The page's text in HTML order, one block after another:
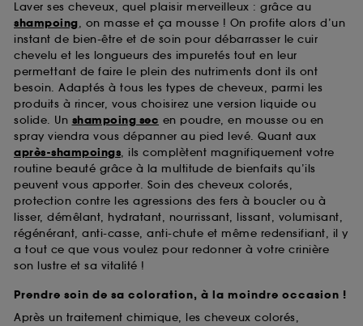
Laver ses cheveux, quel plaisir merveilleux : grâce au
shampoing, on masse et ça mousse ! On profite alors d’un
instant de bien-être et de soin pour débarrasser le cuir
chevelu et les longueurs des impuretés tout en leur
permettant de faire le plein des nutriments dont ils ont
besoin. Adaptés à tous les types de cheveux, parmi les
produits à rincer, vous choisirez une version liquide ou
solide. Un shampoing sec en poudre, en mousse ou en
spray viendra vous dépanner au pied levé. Quant aux
après-shampoings, ils complètent magnifiquement votre
routine beauté grâce à la multitude de bienfaits qu’ils
peuvent vous apporter. Soin des cheveux colorés,
protection contre les agressions des fers à boucler ou à
lisser, démêlant, hydratant, nourrissant, lissant, volumisant,
régénérant, anti-casse, anti-chute et même redensifiant, il y
a tout ce que vous voulez pour redonner à votre crinière
son lustre et sa vitalité !
Prendre soin de sa coloration, à la moindre occasion !
Après un traitement chimique, les cheveux colorés,
des pages que vous avez consultées, de votre
navigation, et de l'historique de vos interactions.
Cookies de mesure d’audience : ils nous
permettent de réaliser des statistiques de
fréquentation et de navigation sur notre site afin
d’en améliorer la performance.
Cookies de sécurisation des paiements en ligne :
ils nous permettent de lutter notamment contre les
fraudes aux moyens de paiement et les
usurpations d’identité.
Cookies fonctionnels :
permettant l’affichage et/ou la fourniture de
certaines fonctionnalités du site, tel que les
cookies d’authentification qui sont utilisés afin de
vous faire bénéficier de l’authentification
prolongée vous permettant d’accéder à votre
compte lors de votre prochaine visite sur le site
sans saisir à nouveau votre identifiant et mot de